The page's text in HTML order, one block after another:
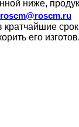
ниже,
roscm@roscm.ru
его